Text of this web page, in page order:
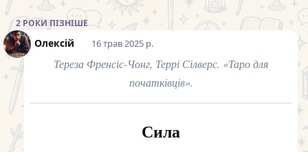
2 РОКИПІЗНІШЕ
Олексій 16 трав 2025 р.
Тереза Френсіс-Чонг, Террі Сілверс. «Таро для
початківців».
Сила